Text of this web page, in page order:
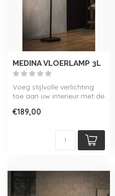
MEDINA VLOERLAMP 3L
Voeg stijlvolle verlichting
toe aan uw interieur met de
€189,00